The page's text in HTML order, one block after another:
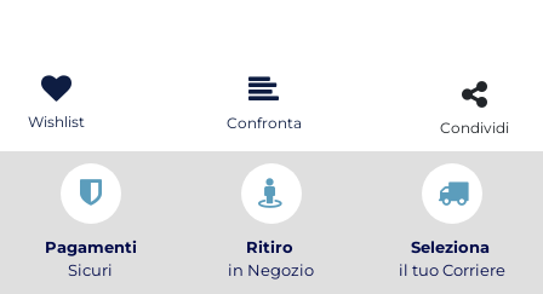
Wishlist Confronta Condividi
Pagamenti
Sicuri
Ritiro
in Negozio
Seleziona
il tuo Corriere